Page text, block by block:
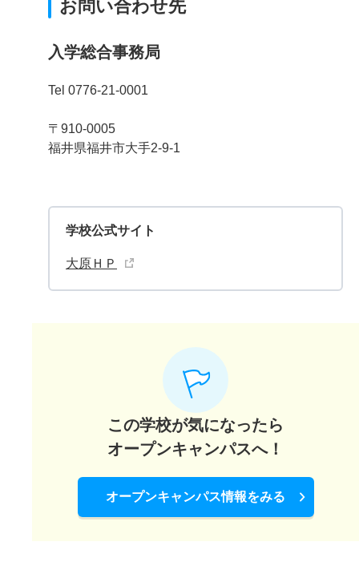
お問い合わせ先
入学総合事務局
Tel 0776-21-0001
〒910-0005
福井県福井市大手2-9-1
学校公式サイト
大原ＨＰ
この学校が気になったら
オープンキャンパスへ！
オープンキャンパス情報をみる